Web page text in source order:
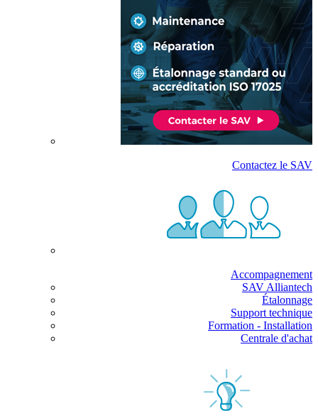
Contactez le SAV
Accompagnement
SAV Alliantech
Étalonnage
Support technique
Formation - Installation
Centrale d'achat